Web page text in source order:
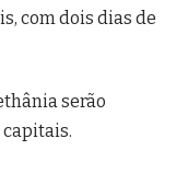
com dois dias de
serão